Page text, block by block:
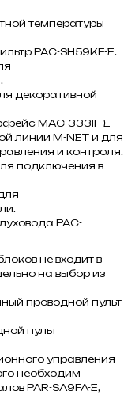
температуры
PAC-SH59KF-E.
декоративной
MAC-333IF-E
линии M-NET и для
и контроля.
подключения в
РАС-
не входит в
на выбор из
проводной пульт
пульт
управления
необходим
PAR-SA9FA-E,